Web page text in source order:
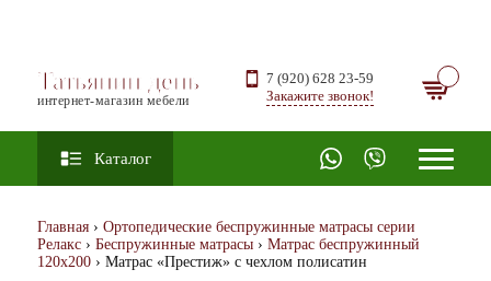
Татьянин день
интернет-магазин мебели
7 (920) 628 23-59
Закажите звонок!
Каталог
Главная › Ортопедические беспружинные матрасы серии
Релакс › Беспружинные матрасы › Матрас беспружинный
120х200 › Матрас «Престиж» с чехлом полисатин